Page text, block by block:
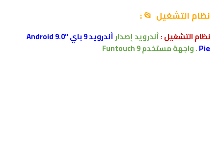
نظام التشغيل 📂 :
نظام التشغيل :أندرويد إصدار
أندرويد 9 باي "Android 9.0
Pie
.واجهة مستخدمFuntouch 9